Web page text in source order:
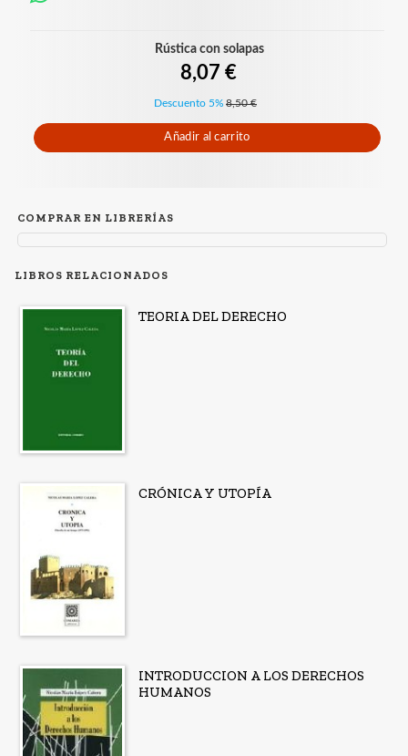
Rústica con solapas
8,07 €
Descuento 5% 8,50 €
Añadir al carrito
COMPRAR EN LIBRERÍAS
LIBROS RELACIONADOS
TEORIA DEL DERECHO
CRÓNICA Y UTOPÍA
INTRODUCCION A LOS DERECHOS
HUMANOS